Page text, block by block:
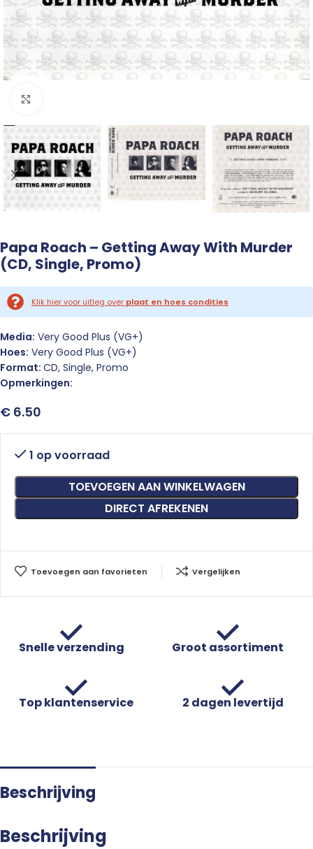
Papa Roach – Getting Away With Murder
(CD, Single, Promo)
Klik hier voor uitleg over plaat en hoes condities
Media: Very Good Plus (VG+)
Hoes: Very Good Plus (VG+)
Format: CD, Single, Promo
Opmerkingen:
€ 6.50
1 op voorraad
TOEVOEGEN AAN WINKELWAGEN
DIRECT AFREKENEN
Toevoegen aan favorieten Vergelijken
Snelle verzending Groot assortiment
Top klantenservice 2 dagen levertijd
Beschrijving
Beschrijving